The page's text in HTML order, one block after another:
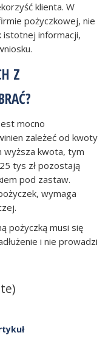
klienta. W
pożyczkowej, nie
istotnej informacji,
Z
mocno
zależeć od kwoty
wyższa kwota, tym
tys zł pozostają
pod zastaw.
wymaga
pożyczką musi się
i nie prowadzi